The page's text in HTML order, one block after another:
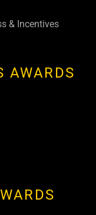
& Incentives
AWARDS